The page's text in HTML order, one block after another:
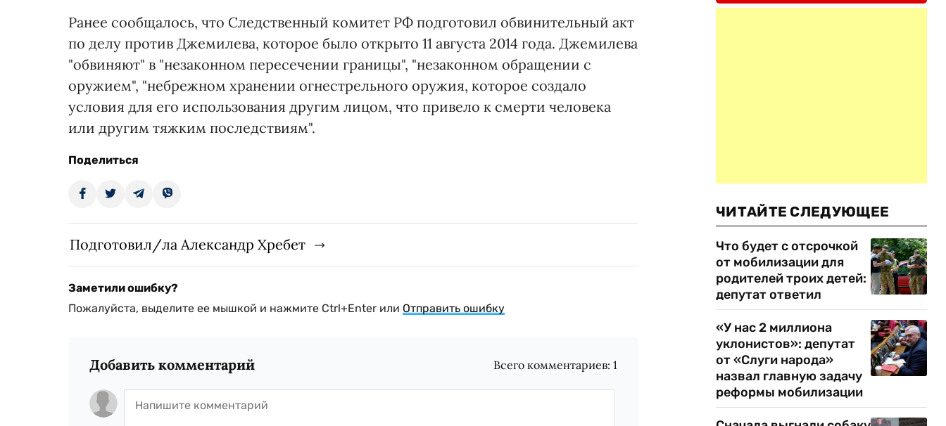
Ранее сообщалось, что Следственный комитет РФ подготовил обвинительный акт
по делу против Джемилева, которое было открыто 11 августа 2014 года. Джемилева
"обвиняют" в "незаконном пересечении границы", "незаконном обращении с
оружием", "небрежном хранении огнестрельного оружия, которое создало
условия для его использования другим лицом, что привело к смерти человека
или другим тяжким последствиям".
Поделиться
Подготовил/ла Александр Хребет
Заметили ошибку?
Пожалуйста, выделите ее мышкой и нажмите Ctrl+Enter или Отправить ошибку
Добавить комментарий Всего комментариев:1
ЧИТАЙТЕ СЛЕДУЮЩЕЕ
Что будет с отсрочкой
от мобилизации для
родителей троих детей:
депутат ответил
«У нас 2 миллиона
уклонистов»: депутат
от «Слуги народа»
назвал главную задачу
реформы мобилизации